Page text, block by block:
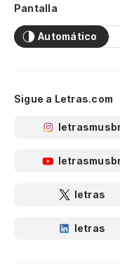
Pantalla
Automático
Sigue a Letras.com
letras
letras